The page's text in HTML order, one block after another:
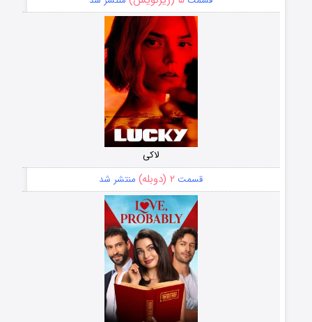
لاکی
قسمت ۲ (دوبله) منتشر شد